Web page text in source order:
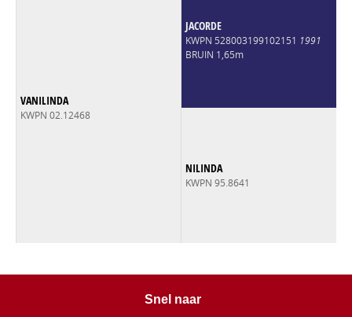
VANILINDA
KWPN 02.12468
JACORDE
KWPN 528003199102151 1991
BRUIN 1,65m
NILINDA
KWPN 95.8641
Snel naar